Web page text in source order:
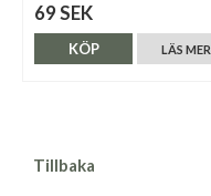
69 SEK
LÄS MER
KÖP
Tillbaka